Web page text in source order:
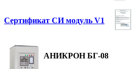
Сертификат СИ модуль V1
АНИКРОН БГ-08